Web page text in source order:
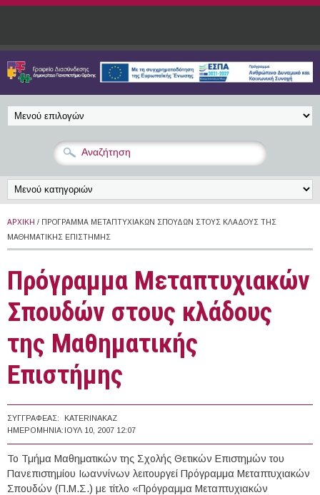
Παράκαμψη προς το κυρίως περιεχόμενο
ΑΡΧΙΚΉ / ΠΡΌΓΡΑΜΜΑ ΜΕΤΑΠΤΥΧΙΑΚΏΝ ΣΠΟΥΔΏΝ ΣΤΟΥΣ ΚΛΆΔΟΥΣ ΤΗΣ
ΜΑΘΗΜΑΤΙΚΉΣ ΕΠΙΣΤΉΜΗΣ
Πρόγραμμα Μεταπτυχιακών
Σπουδών στους κλάδους
της Μαθηματικής
Επιστήμης
ΣΥΓΓΡΑΦΈΑΣ:
KATERINAKAZ
ΗΜΕΡΟΜΗΝΊΑ: ΙΟΥΛ 10, 2007 12:07
Το Τμήμα Μαθηματικών της Σχολής Θετικών Επιστημών του
Πανεπιστημίου Ιωαννίνων λειτουργεί Πρόγραμμα Μεταπτυχιακών
Σπουδών (Π.Μ.Σ.) με τίτλο «Πρόγραμμα Μεταπτυχιακών